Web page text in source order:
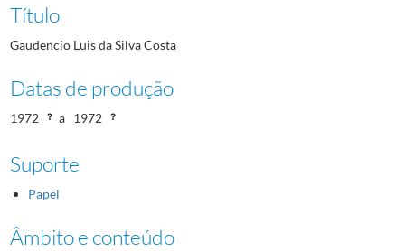
Título
Gaudencio Luis da Silva Costa
Datas de produção
1972 a 1972
Suporte
Papel
Âmbito e conteúdo